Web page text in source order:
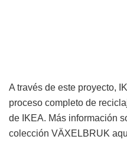
A través de este proyecto,
proceso completo de
de IKEA. Más información
colección VÄXELBRUK